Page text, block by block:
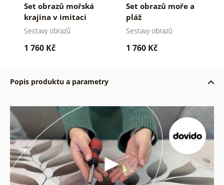
Set obrazů mořská
krajina v imitaci
malby
Sestavy obrazů
1 760 Kč
Set obrazů moře a
pláž
Sestavy obrazů
1 760 Kč
Popis produktu a parametry